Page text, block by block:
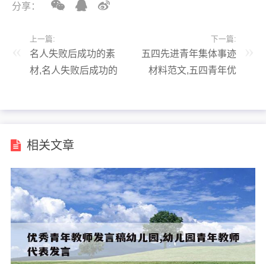
分享：
上一篇:
名人失败后成功的素
材,名人失败后成功的
下一篇:
五四先进青年集体事迹
材料范文,五四青年优
相关文章